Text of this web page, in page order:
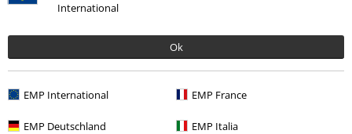
International
Ok
EMP International EMP France
EMP Deutschland EMP Italia
Parkway Drive
Baddräkt
spetsdetaljer